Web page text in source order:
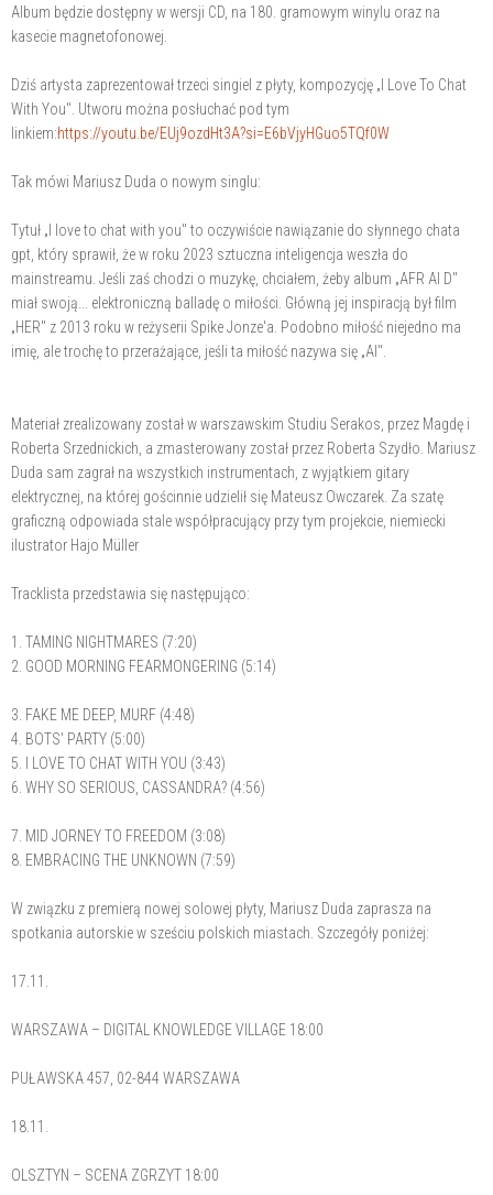
Album będzie dostępny w wersji CD, na 180. gramowym winylu oraz na
kasecie magnetofonowej.
Dziś artysta zaprezentował trzeci singiel z płyty, kompozycję „I Love To Chat
With You". Utworu można posłuchać pod tym
linkiem:https://youtu.be/EUj9ozdHt3A?si=E6bVjyHGuo5TQf0W
Tak mówi Mariusz Duda o nowym singlu:
Tytuł „I love to chat with you" to oczywiście nawiązanie do słynnego chata
gpt, który sprawił, że w roku 2023 sztuczna inteligencja weszła do
mainstreamu. Jeśli zaś chodzi o muzykę, chciałem, żeby album „AFR AI D"
miał swoją... elektroniczną balladę o miłości. Główną jej inspiracją był film
„HER" z 2013 roku w reżyserii Spike Jonze'a. Podobno miłość niejedno ma
imię, ale trochę to przerażające, jeśli ta miłość nazywa się „AI".
Materiał zrealizowany został w warszawskim Studiu Serakos, przez Magdę i
Roberta Srzednickich, a zmasterowany został przez Roberta Szydło. Mariusz
Duda sam zagrał na wszystkich instrumentach, z wyjątkiem gitary
elektrycznej, na której gościnnie udzielił się Mateusz Owczarek. Za szatę
graficzną odpowiada stale współpracujący przy tym projekcie, niemiecki
ilustrator Hajo Müller
Tracklista przedstawia się następująco:
1. TAMING NIGHTMARES (7:20)
2. GOOD MORNING FEARMONGERING (5:14)
3. FAKE ME DEEP, MURF (4:48)
4. BOTS' PARTY (5:00)
5. I LOVE TO CHAT WITH YOU (3:43)
6. WHY SO SERIOUS, CASSANDRA? (4:56)
7. MID JORNEY TO FREEDOM (3:08)
8. EMBRACING THE UNKNOWN (7:59)
W związku z premierą nowej solowej płyty, Mariusz Duda zaprasza na
spotkania autorskie w sześciu polskich miastach. Szczegóły poniżej:
17.11.
WARSZAWA – DIGITAL KNOWLEDGE VILLAGE 18:00
PUŁAWSKA 457, 02-844 WARSZAWA
18.11.
OLSZTYN – SCENA ZGRZYT 18:00